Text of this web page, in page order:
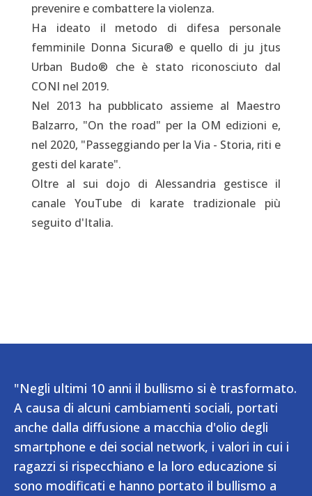
prevenire e combattere la violenza.
Ha ideato il metodo di difesa personale
femminile Donna Sicura® e quello di ju jtus
Urban Budo® che è stato riconosciuto dal
CONI nel 2019.
Nel 2013 ha pubblicato assieme al Maestro
Balzarro, "On the road" per la OM edizioni e,
nel 2020, "Passeggiando per la Via - Storia, riti e
gesti del karate".
Oltre al sui dojo di Alessandria gestisce il
canale YouTube di karate tradizionale più
seguito d'Italia.
"Negli ultimi 10 anni il bullismo si è trasformato.
A causa di alcuni cambiamenti sociali, portati
anche dalla diffusione a macchia d'olio degli
smartphone e dei social network, i valori in cui i
ragazzi si rispecchiano e la loro educazione si
sono modificati e hanno portato il bullismo a